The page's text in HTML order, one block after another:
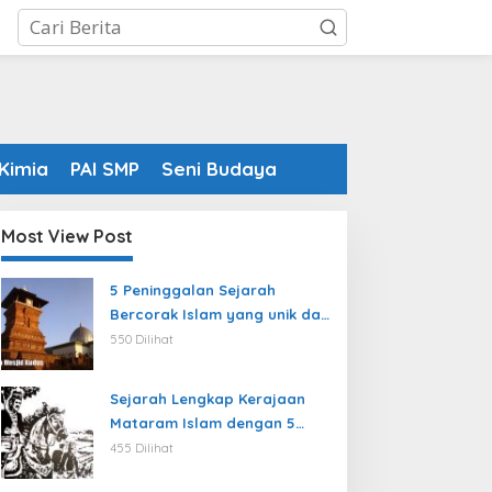
PAI SMP Seni Budaya
Most View Post
5 Peninggalan Sejarah
Bercorak Islam yang unik dan
sulit ditiru masyarakat
550 Dilihat
Sejarah Lengkap Kerajaan
Mataram Islam dengan 5
Rajanya yang terkenal
455 Dilihat